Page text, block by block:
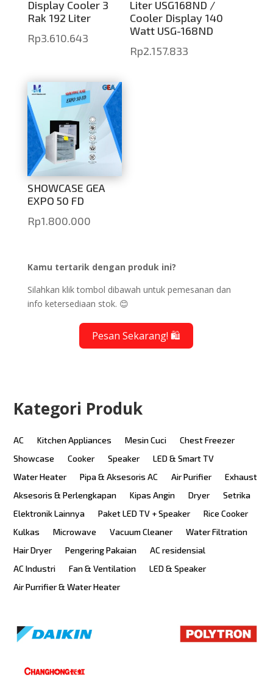
Display Cooler 3
Rak 192 Liter
Rp3.610.643
Liter USG168ND /
Cooler Display 140
Watt USG-168ND
Rp2.157.833
SHOWCASE GEA
EXPO 50 FD
Rp1.800.000
Kamu tertarik dengan produk ini?
Silahkan klik tombol dibawah untuk pemesanan dan
info ketersediaan stok. 😊
Pesan Sekarang! 🛍️
Kategori Produk
AC Kitchen Appliances Mesin Cuci
Chest Freezer
Showcase
Cooker Speaker
LED & Smart TV
Water Heater
Pipa & Aksesoris AC Air Purifier
Exhaust
Aksesoris & Perlengkapan
Kipas Angin Dryer
Setrika
Elektronik Lainnya
Paket LED TV + Speaker
Rice Cooker
Kulkas
Microwave Vacuum Cleaner
Water Filtration
Hair Dryer
Pengering Pakaian
AC residensial
AC Industri
Fan & Ventilation
LED & Speaker
Air Purrifier & Water Heater